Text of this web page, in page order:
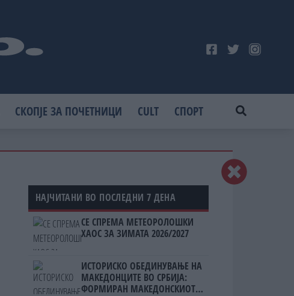
СКОПЈЕ ЗА ПОЧЕТНИЦИ CULT СПОРТ
НАЈЧИТАНИ ВО ПОСЛЕДНИ 7 ДЕНА
СЕ СПРЕМА МЕТЕОРОЛОШКИ
ХАОС ЗА ЗИМАТА 2026/2027
ИСТОРИСКО ОБЕДИНУВАЊЕ НА
МАКЕДОНЦИТЕ ВО СРБИЈА:
ФОРМИРАН МАКЕДОНСКИОТ